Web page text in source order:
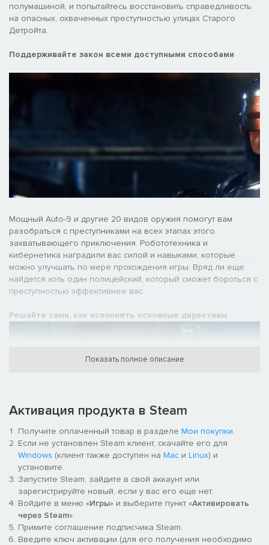
полумашиной, и попытайтесь восстановить справедливость
на опасных, охваченных преступностью улицах Старого
Детройта.
Поддерживайте закон всеми доступными способами
Мощный Auto-9 и другие 20 видов оружия помогут вам
разобраться с преступниками на всех этапах этого
захватывающего приключения. Робототехника и
кибернетика наградили вас силой и навыками, которые
можно улучшать по мере прохождения игры. Вряд ли еще
найдется хоть один полицейский, который сможет бороться с
преступностью эффективнее вас.
Решайте сами, как исполнять основные директивы
Исследуйте открытые зоны и выполняйте задания, опираясь
на собственное чувство справедливости. Искать улики,
проводить допросы и поддерживать общественный порядок
— это лишь часть ваших ежедневных задач в полиции. Но
принимайте решения осторожно: ваш выбор может
определить судьбу граждан и исход миссии.
Показать полное описание
Активация продукта в Steam
Получите оплаченный товар в разделе Мои покупки.
Если не установлен Steam клиент, скачайте его для
Windows (клиент также доступен на Mac и Linux) и
установите.
Запустите Steam, зайдите в свой аккаунт или
зарегистрируйте новый, если у вас его еще нет.
Войдите в меню «Игры» и выберите пункт «Активировать
через Steam».
Примите соглашение подписчика Steam.
Введите ключ активации (для его получения необходимо